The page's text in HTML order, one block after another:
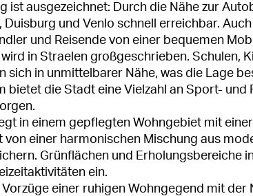
ist ausgezeichnet: Durch die Nähe zur
Duisburg und Venlo schnell erreichbar.
und Reisende von einer bequemen
in Straelen großgeschrieben. Schulen,
sich in unmittelbarer Nähe, was die Lage
bietet die Stadt eine Vielzahl an Sport- und
in einem gepflegten Wohngebiet mit
einer harmonischen Mischung aus
Grünflächen und Erholungsbereiche
ein.
Vorzüge einer ruhigen Wohngegend mit